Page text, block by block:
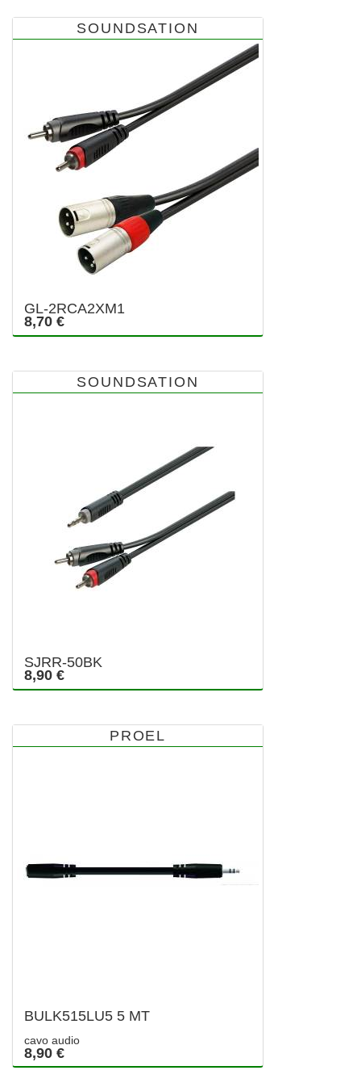
SOUNDSATION
GL-2RCA2XM1
8,70 €
SOUNDSATION
SJRR-50BK
8,90 €
PROEL
BULK515LU5 5 MT
cavo audio
8,90 €